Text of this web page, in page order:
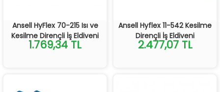
Ansell HyFlex 70-215 Isı ve
Kesilme Dirençli İş Eldiveni
1.769,34 TL
Ansell Hyflex 11-542 Kesilme
Dirençli İş Eldiveni
2.477,07 TL